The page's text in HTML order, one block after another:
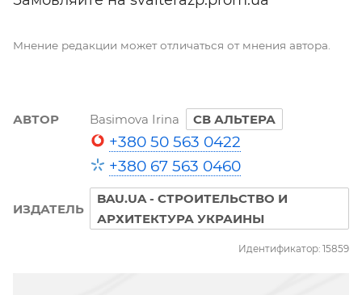
Мнение редакции может отличаться от мнения автора.
АВТОР Basimova Irina СВ АЛЬТЕРА
+380 50 563 0422
+380 67 563 0460
ИЗДАТЕЛЬ
BAU.UA - СТРОИТЕЛЬСТВО И
АРХИТЕКТУРА УКРАИНЫ
Идентификатор: 15859